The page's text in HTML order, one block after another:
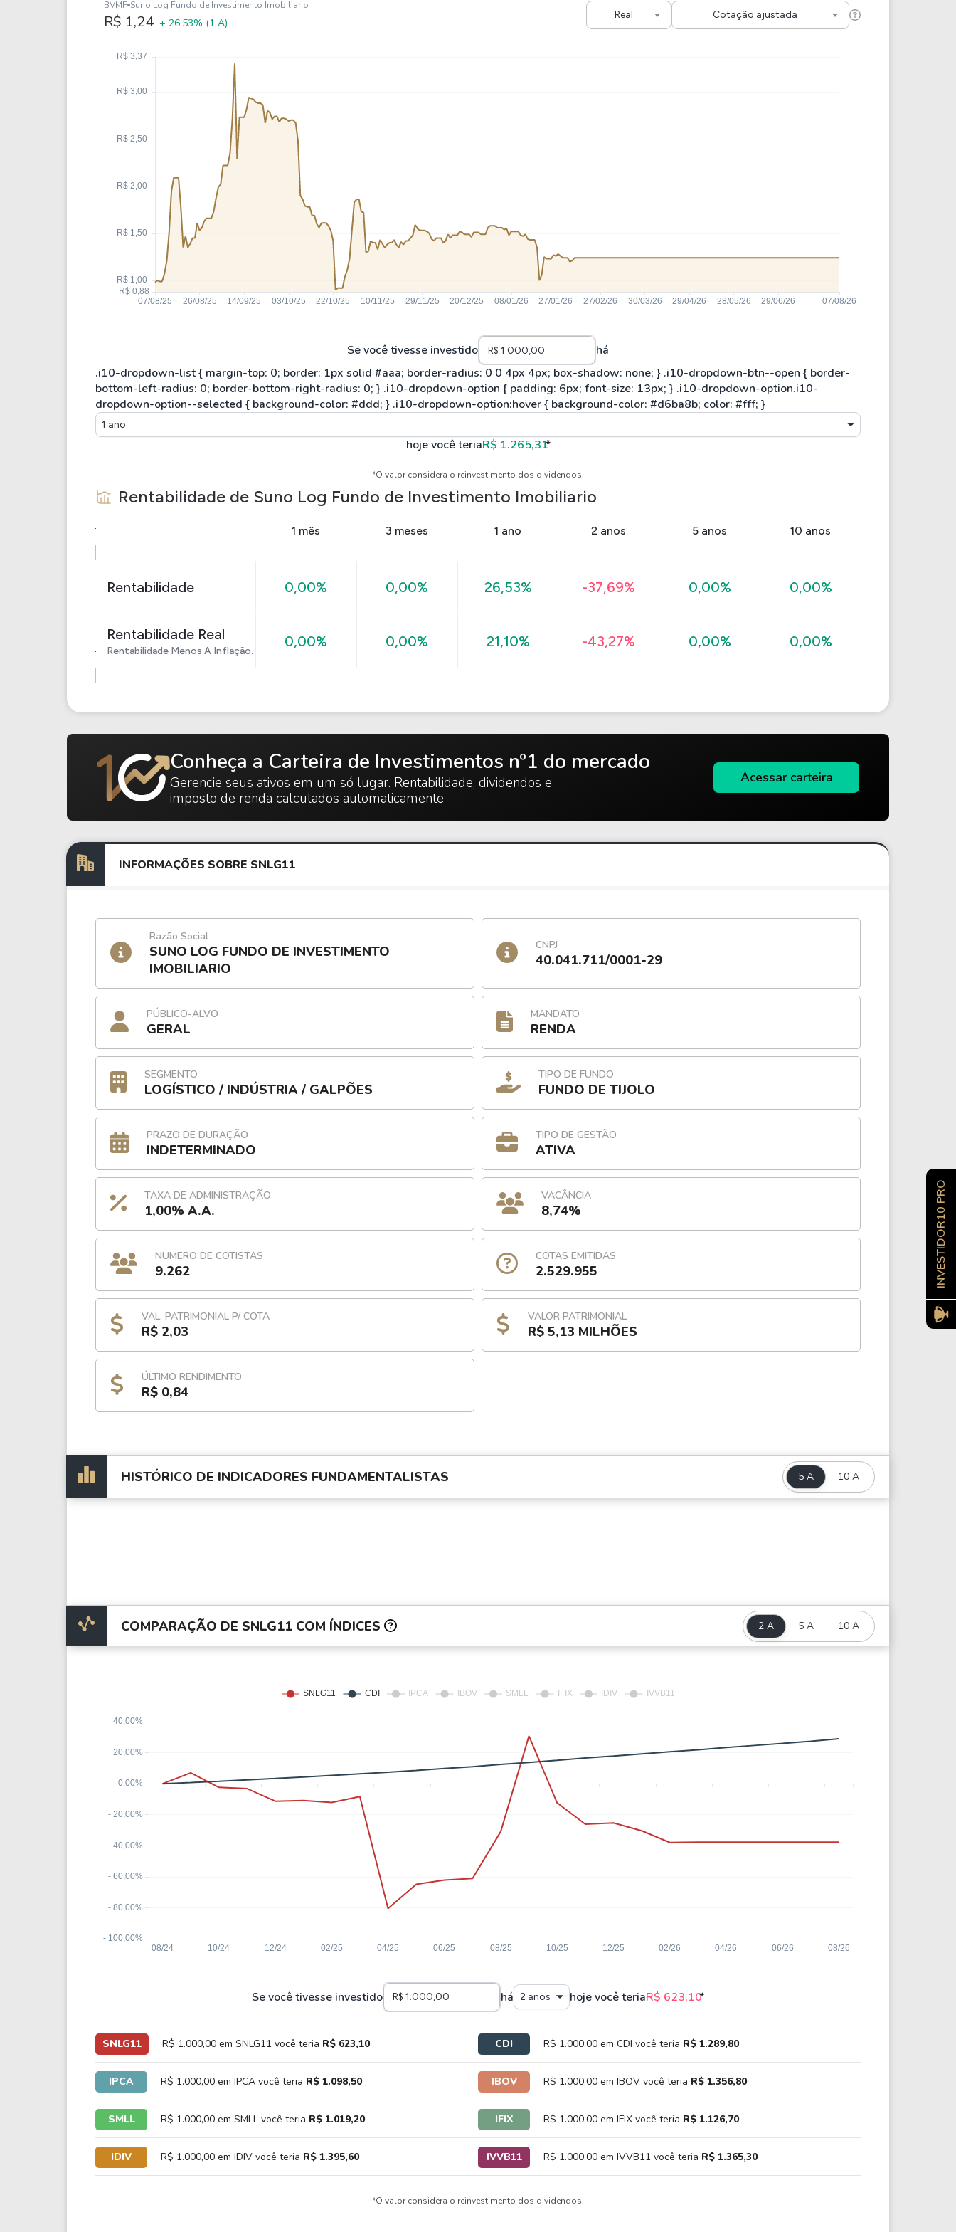
Klabin
KNRI11
Ver todos
Solana
As Ações Mais Buscadas
BVMF Suno Log Fundo de Investimento Imobiliario
R$ 1,24 + 26,53% (1 A)
Real Cotação ajustada
Se você tivesse investido há
1 ano
hoje você teriaR$ 1.265,31*
*O valor considera o reinvestimento dos dividendos.
Rentabilidade de Suno Log Fundo de Investimento Imobiliario
1 mês 3 meses 1 ano 2 anos 5 anos 10 anos
Rentabilidade 0,00% 0,00% 26,53% -37,69% 0,00% 0,00%
Rentabilidade Real
Rentabilidade Menos A Inflação.
0,00% 0,00% 21,10% -43,27% 0,00% 0,00%
Conheça a Carteira de Investimentos nº1 do mercado
Gerencie seus ativos em um só lugar. Rentabilidade, dividendos e
imposto de renda calculados automaticamente
Acessar carteira
INFORMAÇÕES SOBRE SNLG11
Razão Social
SUNO LOG FUNDO DE INVESTIMENTO
IMOBILIARIO
CNPJ
40.041.711/0001-29
PÚBLICO-ALVO
GERAL
MANDATO
RENDA
SEGMENTO
LOGÍSTICO / INDÚSTRIA / GALPÕES
TIPO DE FUNDO
FUNDO DE TIJOLO
PRAZO DE DURAÇÃO
INDETERMINADO
TIPO DE GESTÃO
ATIVA
TAXA DE ADMINISTRAÇÃO
1,00% A.A.
VACÂNCIA
8,74%
NUMERO DE COTISTAS
9.262
COTAS EMITIDAS
2.529.955
VAL. PATRIMONIAL P/ COTA
R$ 2,03
VALOR PATRIMONIAL
R$ 5,13 MILHÕES
ÚLTIMO RENDIMENTO
R$ 0,84
HISTÓRICO DE INDICADORES FUNDAMENTALISTAS 5 A 10 A
COMPARAÇÃO DE SNLG11 COM ÍNDICES 2 A 5 A 10 A
Se você tivesse investido há 2 anos hoje você teriaR$ 623,10*
SNLG11 R$ 1.000,00 em SNLG11 você teria R$ 623,10 CDI R$ 1.000,00 em CDI você teria R$ 1.289,80
IPCA R$ 1.000,00 em IPCA você teria R$ 1.098,50 IBOV R$ 1.000,00 em IBOV você teria R$ 1.356,80
SMLL R$ 1.000,00 em SMLL você teria R$ 1.019,20 IFIX R$ 1.000,00 em IFIX você teria R$ 1.126,70
IDIV R$ 1.000,00 em IDIV você teria R$ 1.395,60 IVVB11 R$ 1.000,00 em IVVB11 você teria R$ 1.365,30
*O valor considera o reinvestimento dos dividendos.
INVESTIDOR10 PRO